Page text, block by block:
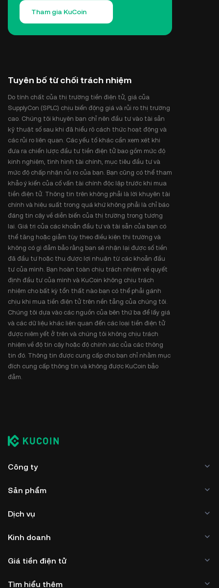
Tham gia KuCoin
Tuyên bố từ chối trách nhiệm
Do tính chất của thị trường tiền điện tử, giá của
SupplyCon (SPLC) chịu biến động giá và rủi ro thị trường
cao. Chúng tôi khuyên bạn chỉ nên đầu tư vào tài sản
kỹ thuật số sau khi đã hiểu rõ cách thức hoạt động và
các rủi ro liên quan. Các yếu tố khác cần xem xét khi
đưa ra chiến lược đầu tư tiền điện tử bao gồm mức độ
kinh nghiệm, tình hình tài chính, mục tiêu đầu tư và
mức độ chấp nhận rủi ro của bạn. Bạn cũng có thể tham
khảo ý kiến của cố vấn tài chính độc lập trước khi mua
tiền điện tử. Thông tin trên không phải là lời khuyên tài
chính và hiệu suất trong quá khứ không phải là chỉ báo
đáng tin cậy về diễn biến của thị trường trong tương
lai. Giá trị của các khoản đầu tư và tài sản của bạn có
thể tăng hoặc giảm tùy theo điều kiện thị trường và
không có gì đảm bảo rằng bạn sẽ nhận lại được số tiền
đã đầu tư hoặc thu được lợi nhuận từ các khoản đầu
tư của mình. Bạn hoàn toàn chịu trách nhiệm về quyết
định đầu tư của mình và KuCoin không chịu trách
nhiệm cho bất kỳ tổn thất nào bạn có thể phải gánh
chịu khi mua tiền điện tử trên nền tảng của chúng tôi.
Chúng tôi dựa vào các nguồn của bên thứ ba để lấy giá
và các dữ liệu khác liên quan đến các loại tiền điện tử
được niêm yết ở trên và chúng tôi không chịu trách
nhiệm về độ tin cậy hoặc độ chính xác của các thông
tin đó. Thông tin được cung cấp cho bạn chỉ nhằm mục
đích cung cấp thông tin và không được KuCoin bảo
đảm.
Công ty
Sản phẩm
Dịch vụ
Kinh doanh
Giá tiền điện tử
Tìm hiểu thêm